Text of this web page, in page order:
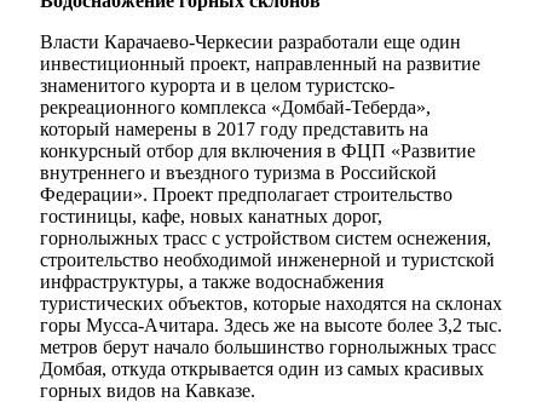
Власти Карачаево-Черкесии разработали еще один
инвестиционный проект, направленный на развитие
знаменитого курорта и в целом туристско-
рекреационного комплекса «Домбай-Теберда»,
который намерены в 2017 году представить на
конкурсный отбор для включения в ФЦП «Развитие
внутреннего и въездного туризма в Российской
Федерации». Проект предполагает строительство
гостиницы, кафе, новых канатных дорог,
горнолыжных трасс с устройством систем оснежения,
строительство необходимой инженерной и туристской
инфраструктуры, а также водоснабжения
туристических объектов, которые находятся на склонах
горы Мусса-Ачитара. Здесь же на высоте более 3,2 тыс.
метров берут начало большинство горнолыжных трасс
Домбая, откуда открывается один из самых красивых
горных видов на Кавказе.